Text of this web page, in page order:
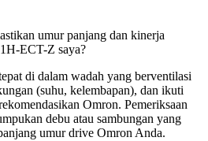
umur panjang dan kinerja
ECT-Z saya?
di dalam wadah yang berventilasi
(suhu, kelembapan), dan ikuti
Omron. Pemeriksaan
debu atau sambungan yang
umur drive Omron Anda.